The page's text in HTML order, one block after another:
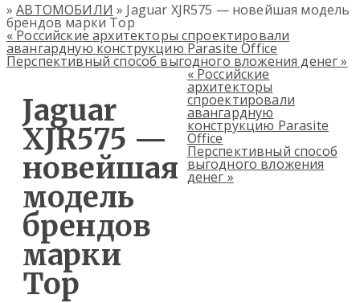
»АВТОМОБИЛИ » Jaguar XJR575 — новейшая модель
брендов марки Top
«Российские архитекторы спроектировали
авангардную конструкцию Parasite Office
Перспективный способ выгодного вложения денег»
Jaguar
XJR575 —
новейшая
модель
брендов
марки
Top
«Российские
архитекторы
спроектировали
авангардную
конструкцию Parasite
Office
Перспективный способ
выгодного вложения
денег»